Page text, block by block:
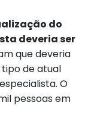
do
deveria ser
que deveria
tipo de atual
O
pessoas em